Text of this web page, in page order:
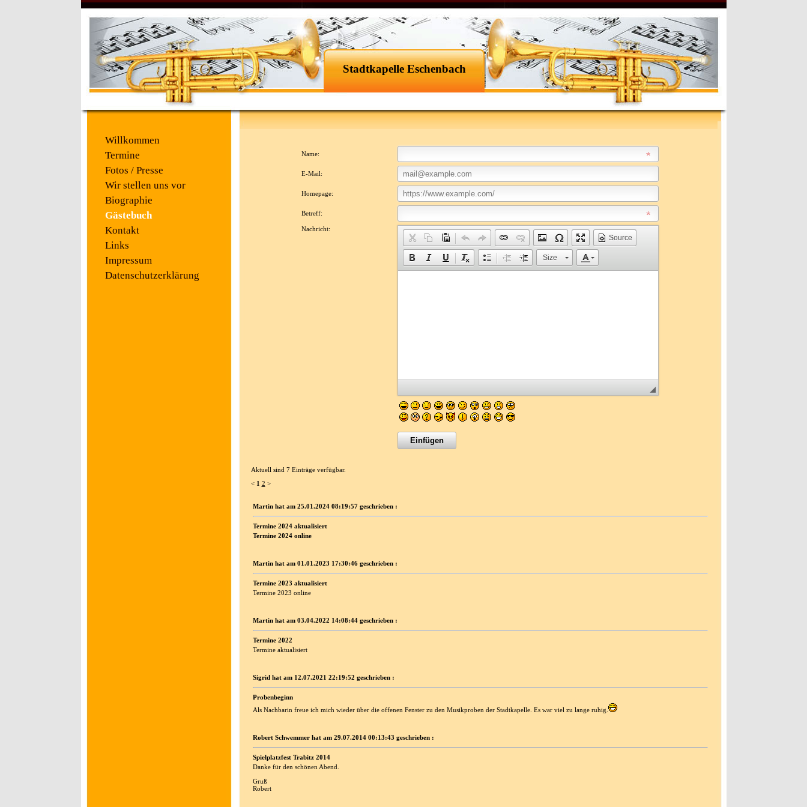
Stadtkapelle Eschenbach
Willkommen
Termine
Fotos / Presse
Wir stellen uns vor
Biographie
Gästebuch
Kontakt
Links
Impressum
Datenschutzerklärung
Name:
E-Mail:
Homepage:
Betreff:
Nachricht:
Source
Size
Aktuell sind 7 Einträge verfügbar.
< 1 2 >
Martin hat am 25.01.2024 08:19:57 geschrieben :
Termine 2024 aktualisiert
Termine 2024 online
Martin hat am 01.01.2023 17:30:46 geschrieben :
Termine 2023 aktualisiert
Termine 2023 online
Martin hat am 03.04.2022 14:08:44 geschrieben :
Termine 2022
Termine aktualisiert
Sigrid hat am 12.07.2021 22:19:52 geschrieben :
Probenbeginn
Als Nachbarin freue ich mich wieder über die offenen Fenster zu den Musikproben der Stadtkapelle. Es war viel zu lange ruhig.
Robert Schwemmer hat am 29.07.2014 00:13:43 geschrieben :
Spielplatzfest Trabitz 2014
Danke für den schönen Abend.
Gruß
Robert